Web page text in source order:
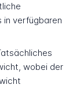
in verfügbaren
wobei der